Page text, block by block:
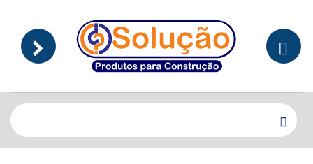
content
Pesquisar
por: